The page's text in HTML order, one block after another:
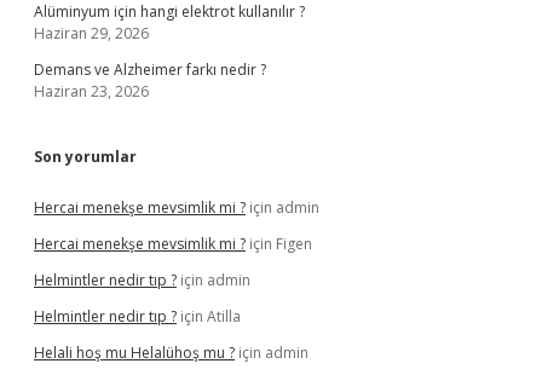
Alüminyum için hangi elektrot kullanılır ?
Haziran 29, 2026
Demans ve Alzheimer farkı nedir ?
Haziran 23, 2026
Son yorumlar
Hercai menekşe mevsimlik mi ? için admin
Hercai menekşe mevsimlik mi ? için Figen
Helmintler nedir tıp ? için admin
Helmintler nedir tıp ? için Atilla
Helali hoş mu Helalühoş mu ? için admin